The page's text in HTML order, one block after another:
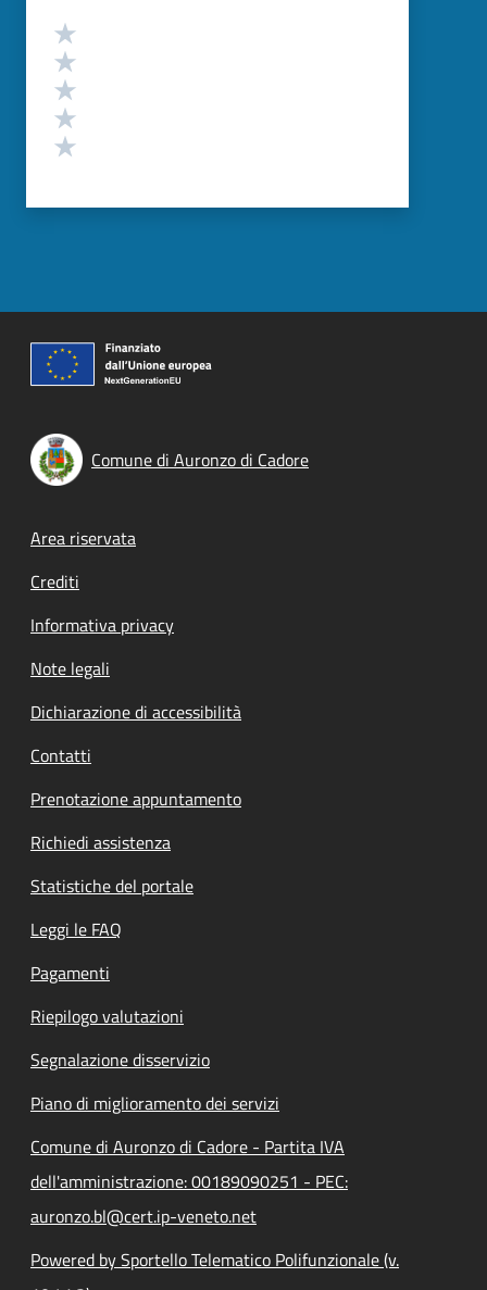
Valutazione
Comune di Auronzo di Cadore
Footer menu
Area riservata
Crediti
Informativa privacy
Note legali
Dichiarazione di accessibilità
Contatti
Prenotazione appuntamento
Richiedi assistenza
Statistiche del portale
Leggi le FAQ
Pagamenti
Riepilogo valutazioni
Segnalazione disservizio
Piano di miglioramento dei servizi
Comune di Auronzo di Cadore - Partita IVA
dell'amministrazione: 00189090251 - PEC:
auronzo.bl@cert.ip-veneto.net
Powered by Sportello Telematico Polifunzionale (v.